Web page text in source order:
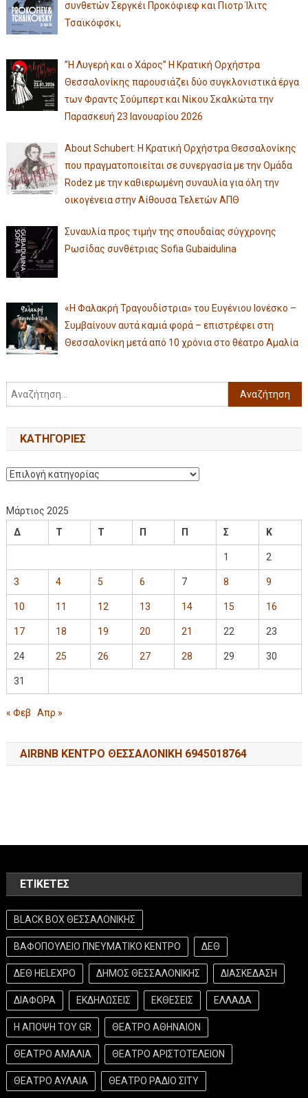
συνθετών Σεργκέι Προκόφιεφ και Πιοτρ Ίλιτς
Τσαϊκόφσκι,
”Η Λυγερή και ο Χάρος” Η Κρατική Ορχήστρα
Θεσσαλονίκης παρουσιάζει δύο συγκλονιστικά έργα
των Φραντς Σούμπερτ και Νίκου Σκαλκώτα την
Παρασκευή 23 Ιανουαρίου 2026
About Schubert: Η Κρατική Ορχήστρα Θεσσαλονίκης
που πραγματοποιείται σε συνεργασία με την Ομάδα
Rodez με την καθιερωμένη συναυλία για όλη την
οικογένεια στην Αίθουσα Τελετών ΑΠΘ
Συναυλία προς τιμήν της σπουδαίας σύγχρονης
Ρωσίδας συνθέτριας Sofia Gubaidulina
«Η Φαλακρή Τραγουδίστρια» του Ευγένιου Ιονέσκο –
Συμβαίνουν αυτά καμιά φορά – επιστρέφει στη
Θεσσαλονίκη μετά από 10 χρόνια στο θέατρο Αμαλία
KΑΤΗΓΟΡΊΕΣ
Μάρτιος 2025
Δ
Τ Τ Π Π Σ Κ
1 2
3 4 5 6 7 8 9
10 11 12 13 14 15 16
17 18 19 20 21 22 23
24 25 26 27 28 29 30
31
« Φεβ Απρ »
AIRBNB ΚΕΝΤΡΟ ΘΕΣΣΑΛΟΝΙΚΗ 6945018764
ΕΤΙΚΈΤΕΣ
BLACK BOX ΘΕΣΣΑΛΟΝΙΚΗΣ
ΒΑΦΟΠΟΥΛΕΙΟ ΠΝΕΥΜΑΤΙΚΟ ΚΕΝΤΡΟ ΔΕΘ
ΔΕΘ HELEXPO ΔΗΜΟΣ ΘΕΣΣΑΛΟΝΙΚΗΣ ΔΙΑΣΚΕΔΑΣΗ
ΔΙΑΦΟΡΑ ΕΚΔΗΛΩΣΕΙΣ ΕΚΘΕΣΕΙΣ ΕΛΛΑΔΑ
Η ΑΠΟΨΗ ΤΟΥ GR ΘΕΑΤΡΟ ΑΘΗΝΑΙΟΝ
ΘΕΑΤΡΟ ΑΜΑΛΙΑ ΘΕΑΤΡΟ ΑΡΙΣΤΟΤΕΛΕΙΟΝ
ΘΕΑΤΡΟ ΑΥΛΑΙΑ ΘΕΑΤΡΟ ΡΑΔΙΟ ΣΙΤΥ